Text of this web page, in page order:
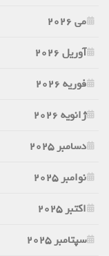
می 2026
آوریل 2026
فوریه 2026
ژانویه 2026
دسامبر 2025
نوامبر 2025
اکتبر 2025
سپتامبر 2025